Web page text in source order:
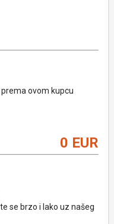
ovom kupcu
0 EUR
se brzo i lako uz našeg